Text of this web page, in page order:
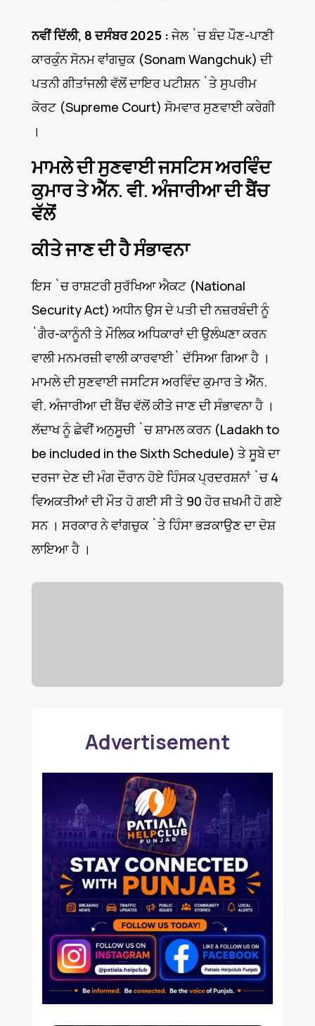
ਨਵੀਂ ਦਿੱਲੀ, 8 ਦਸੰਬਰ 2025 :ਜੇਲ `ਚ ਬੰਦ ਪੌਣ-ਪਾਣੀ
ਕਾਰਕੁੰਨ ਸੋਨਮ ਵਾਂਗਚੁਕ (Sonam Wangchuk) ਦੀ
ਪਤਨੀ ਗੀਤਾਂਜਲੀ ਵੱਲੋਂ ਦਾਇਰ ਪਟੀਸ਼ਨ `ਤੇ ਸੁਪਰੀਮ
ਕੋਰਟ (Supreme Court) ਸੋਮਵਾਰ ਸੁਣਵਾਈ ਕਰੇਗੀ
।
ਮਾਮਲੇ ਦੀ ਸੁਣਵਾਈ ਜਸਟਿਸ ਅਰਵਿੰਦ
ਕੁਮਾਰ ਤੇ ਐੱਨ. ਵੀ. ਅੰਜਾਰੀਆ ਦੀ ਬੈਂਚ
ਵੱਲੋਂ
ਕੀਤੇ ਜਾਣ ਦੀ ਹੈ ਸੰਭਾਵਨਾ
ਇਸ `ਚ ਰਾਸ਼ਟਰੀ ਸੁਰੱਖਿਆ ਐਕਟ (National
Security Act) ਅਧੀਨ ਉਸ ਦੇ ਪਤੀ ਦੀ ਨਜ਼ਰਬੰਦੀ ਨੂੰ
`ਗੈਰ-ਕਾਨੂੰਨੀ ਤੇ ਮੌਲਿਕ ਅਧਿਕਾਰਾਂ ਦੀ ਉਲੰਘਣਾ ਕਰਨ
ਵਾਲੀ ਮਨਮਰਜ਼ੀ ਵਾਲੀ ਕਾਰਵਾਈ` ਦੱਸਿਆ ਗਿਆ ਹੈ ।
ਮਾਮਲੇ ਦੀ ਸੁਣਵਾਈ ਜਸਟਿਸ ਅਰਵਿੰਦ ਕੁਮਾਰ ਤੇ ਐੱਨ.
ਵੀ. ਅੰਜਾਰੀਆ ਦੀ ਬੈਂਚ ਵੱਲੋਂ ਕੀਤੇ ਜਾਣ ਦੀ ਸੰਭਾਵਨਾ ਹੈ ।
ਲੱਦਾਖ ਨੂੰ ਛੇਵੀਂ ਅਨੁਸੂਚੀ `ਚ ਸ਼ਾਮਲ ਕਰਨ (Ladakh to
be included in the Sixth Schedule) ਤੇ ਸੂਬੇ ਦਾ
ਦਰਜਾ ਦੇਣ ਦੀ ਮੰਗ ਦੌਰਾਨ ਹੋਏ ਹਿੰਸਕ ਪ੍ਰਦਰਸ਼ਨਾਂ `ਚ 4
ਵਿਅਕਤੀਆਂ ਦੀ ਮੌਤ ਹੋ ਗਈ ਸੀ ਤੇ 90 ਹੋਰ ਜ਼ਖਮੀ ਹੋ ਗਏ
ਸਨ । ਸਰਕਾਰ ਨੇ ਵਾਂਗਚੁਕ `ਤੇ ਹਿੰਸਾ ਭੜਕਾਉਣ ਦਾ ਦੋਸ਼
ਲਾਇਆ ਹੈ ।
Advertisement